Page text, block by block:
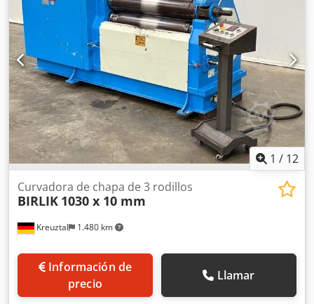
diámetros pequeños • Rodillos templados para el curvado
de materiales negros y de acero inoxidable • Sistema de
rodillos de alimentación para facilitar la introducción de
las chapas en la máquina • Dispositivo de centrado para el
sistema de rodillos de alimentación, para el centrado
automático de las chapas antes del curvado ¿No es la
máquina adecuada? Dsdpsxnnf Iofx Apdswa Como
representante de Haeusler, podemos configurar y
ofrecerle la máquina que desee, adaptada a sus
necesidades. Más información a petición.
alto): aprox. 3600 x 1150 x 1250 mm Peso: aprox. 4,5
toneladas Dwodpfx Aszbcwmepdea Estado: Muy bueno,
retrofit en 2026 El vendedor no se hace responsable de
errores de escritura o transmisión de datos. La máquina
corresponde óptica, técnica y mecánicamente a su
antigüedad; las máquinas usadas se venden sin ningún
tipo de garantía.
1 / 12
Kreuztal 1.480 km
Curvadora de chapa de 3 rodillos
BIRLIK 1030 x 10 mm
Información de
precio
Llamar